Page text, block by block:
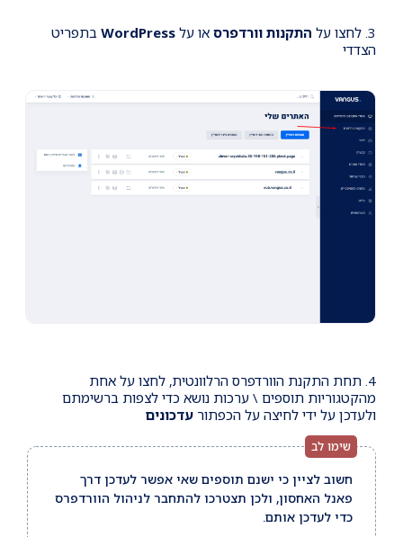
3. לחצו על התקנות וורדפרס או על WordPress בתפריט
הצדדי
4. תחת התקנת הוורדפרס הרלוונטית, לחצו על אחת
מהקטגוריות תוספים \ ערכות נושא כדי לצפות ברשימתם
ולעדכן על ידי לחיצה על הכפתור עדכונים
חשוב לציין כי ישנם תוספים שאי אפשר לעדכן דרך
פאנל האחסון, ולכן תצטרכו להתחבר לניהול הוורדפרס
כדי לעדכן אותם.